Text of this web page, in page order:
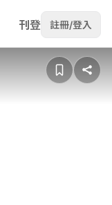
刊登 註冊/登入